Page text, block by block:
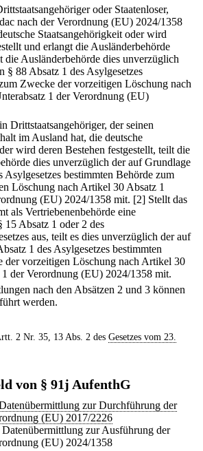
oder Staatenloser,
nach der Verordnung (EU) 2024/1358
Staatsangehörigkeit oder wird
und erlangt die Ausländerbehörde
Ausländerbehörde dies unverzüglich
§ 88 Absatz 1 des Asylgesetzes
Zwecke der vorzeitigen Löschung nach
1 der Verordnung (EU)
Drittstaatsangehöriger, der seinen
im Ausland hat, die deutsche
wird deren Bestehen festgestellt, teilt die
dies unverzüglich der auf Grundlage
Asylgesetzes bestimmten Behörde zum
Löschung nach Artikel 30 Absatz 1
(EU) 2024/1358 mit. [2] Stellt das
als Vertriebenenbehörde eine
15 Absatz 1 oder 2 des
aus, teilt es dies unverzüglich der auf
1 des Asylgesetzes bestimmten
der vorzeitigen Löschung nach Artikel 30
der Verordnung (EU) 2024/1358 mit.
nach den Absätzen 2 und 3 können
werden.
2 Nr. 35, 13 Abs. 2 des Gesetzes vom 23.
von § 91j AufenthG
zur Durchführung der
(EU) 2017/2226
zur Ausführung der
(EU) 2024/1358